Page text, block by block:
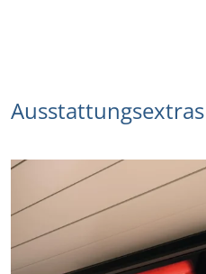
Ausstattungsextras